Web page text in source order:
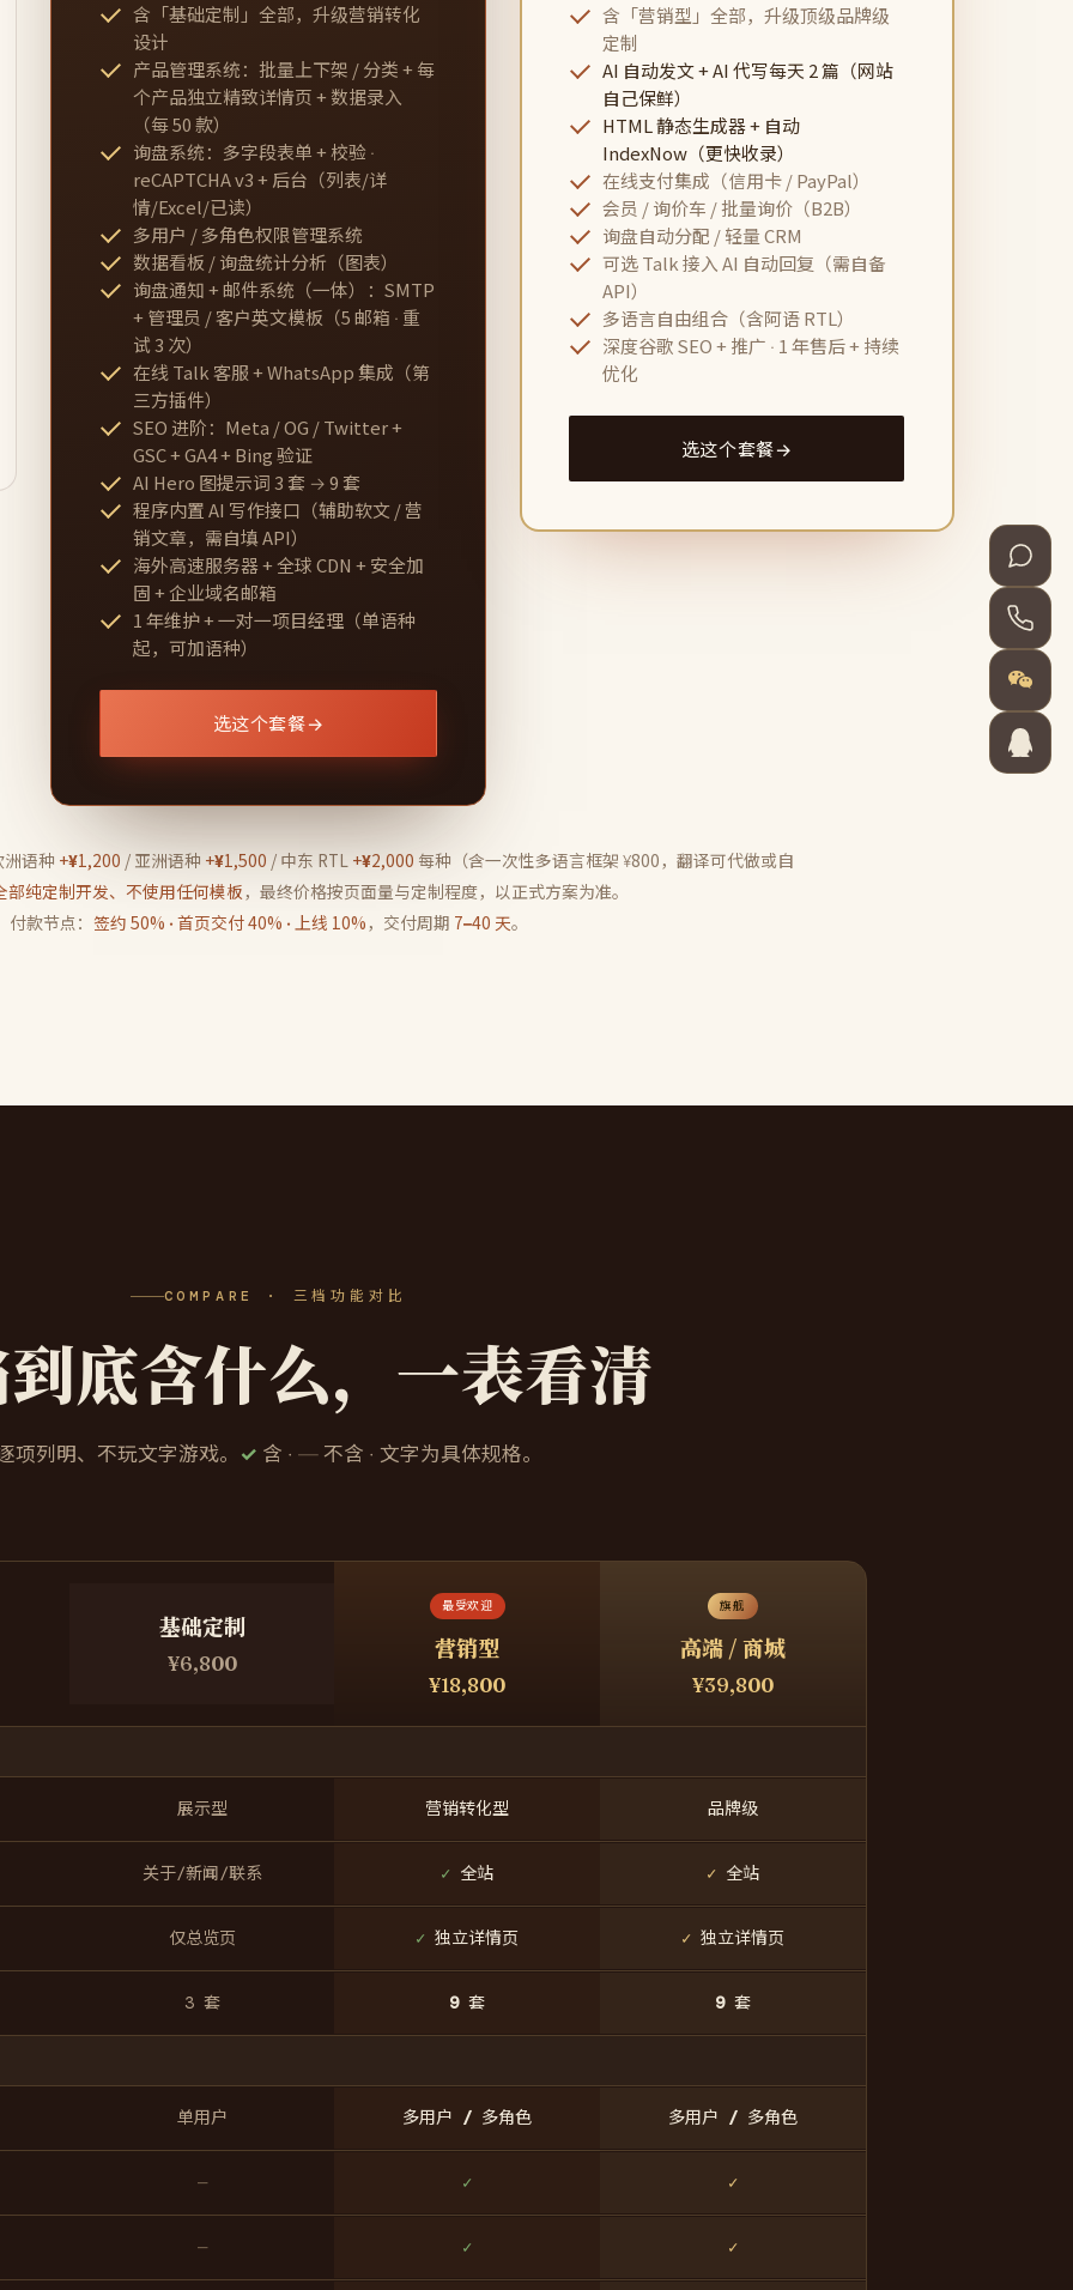
含「基础定制」全部，升级营销转化
设计
产品管理系统：批量上下架 / 分类 + 每
个产品独立精致详情页 + 数据录入
（每 50 款）
询盘系统：多字段表单 + 校验 ·
reCAPTCHA v3 + 后台（列表/详
情/Excel/已读）
多用户 / 多角色权限管理系统
数据看板 / 询盘统计分析（图表）
询盘通知 + 邮件系统（一体）：SMTP
+ 管理员 / 客户英文模板（5 邮箱 · 重
试 3 次）
在线 Talk 客服 + WhatsApp 集成（第
三方插件）
SEO 进阶：Meta / OG / Twitter +
GSC + GA4 + Bing 验证
AI Hero 图提示词 3 套 → 9 套
程序内置 AI 写作接口（辅助软文 / 营
销文章，需自填 API）
海外高速服务器 + 全球 CDN + 安全加
固 + 企业域名邮箱
1 年维护 + 一对一项目经理（单语种
起，可加语种）
选这个套餐→
含「营销型」全部，升级顶级品牌级
定制
AI 自动发文 + AI 代写每天 2 篇（网站
自己保鲜）
HTML 静态生成器 + 自动
IndexNow（更快收录）
在线支付集成（信用卡 / PayPal）
会员 / 询价车 / 批量询价（B2B）
询盘自动分配 / 轻量 CRM
可选 Talk 接入 AI 自动回复（需自备
API）
多语言自由组合（含阿语 RTL）
深度谷歌 SEO + 推广 · 1 年售后 + 持续
优化
选这个套餐→
语种 +¥1,200 / 亚洲语种 +¥1,500 / 中东 RTL +¥2,000 每种（含一次性多语言框架 ¥800，翻译可代做或自
部纯定制开发、不使用任何模板 ，最终价格按页面量与定制程度，以正式方案为准。
付款节点： 签约 50% · 首页交付 40% · 上线 10% ，交付周期 7–40 天。
COMPARE · 三档功能对比
底含什么，一表看清
项列明、不玩文字游戏。 ✓ 含 · —不含 · 文字为具体规格。
基础定制
¥6,800
最受欢迎
营销型
¥18,800
旗舰
高端 / 商城
¥39,800
展示型 营销转化型 品牌级
关于/新闻/联系 ✓ 全站 ✓ 全站
仅总览页 ✓ 独立详情页 ✓ 独立详情页
3 套 9 套 9 套
单用户 多用户 / 多角色 多用户 / 多角色
— ✓ ✓
— ✓ ✓